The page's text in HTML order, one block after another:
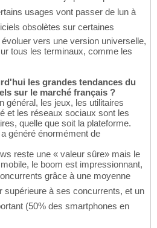
usages vont passer de lun à
obsolètes sur certaines
vers une version universelle,
tous les terminaux, comme les
les grandes tendances du
sur le marché français ?
général, les jeux, les utilitaires
et les réseaux sociaux sont les
quelle que soit la plateforme.
généré énormément de
reste une « valeur sûre» mais le
le boom est impressionnant,
grâce à une moyenne
supérieure à ses concurrents, et un
(50% des smartphones en